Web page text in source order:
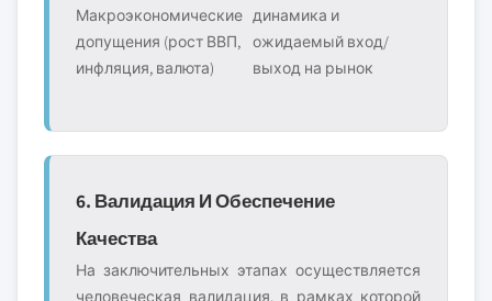
Макроэкономические
допущения (рост ВВП,
инфляция, валюта)
динамика и
ожидаемый вход/
выход на рынок
6. Валидация И Обеспечение
Качества
На заключительных этапах осуществляется
человеческая валидация, в рамках которой